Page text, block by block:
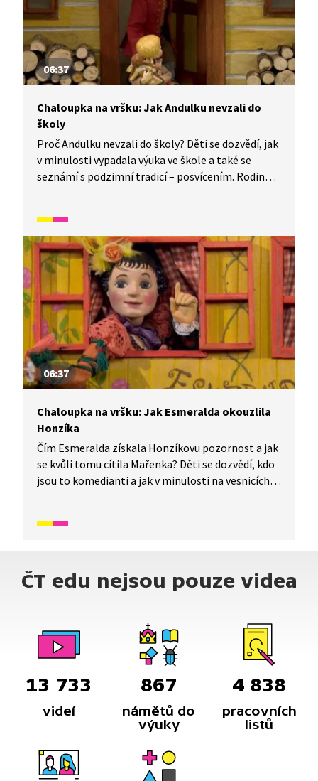
06:37
Chaloupka na vršku: Jak Andulku nevzali do
školy
Proč Andulku nevzali do školy? Děti se dozvědí, jak
v minulosti vypadala výuka ve škole a také se
seznámí s podzimní tradicí – posvícením. Rodina
předkové žili na vsi skromné, ale veselé životy
v souladu s přírodou. Video inspirované lidovými
zvyky a písněmi navazuje na poetiku klasických
Trnkových filmů. Pohádka je vhodná také jako
doplňkový materiál k výuce češtiny pro cizince.
06:37
Chaloupka na vršku: Jak Esmeralda okouzlila
Honzíka
Čím Esmeralda získala Honzíkovu pozornost a jak
se kvůli tomu cítila Mařenka? Děti se dozvědí, kdo
jsou to komedianti a jak v minulosti na vesnicích
roku ukáže, jak naši předkové žili na vsi skromné,
na poetiku klasických Trnkových filmů. Pohádka je
vhodná také jako doplňkový materiál k výuce
ČT edu nejsou pouze videa
13 733
videí
867
námětů do
výuky
4 838
pracovních
listů